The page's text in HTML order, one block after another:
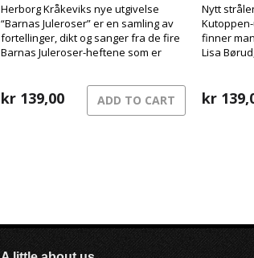
Herborg Kråkeviks nye utgivelse
“Barnas Juleroser” er en samling av
fortellinger, dikt og sanger fra de fire
Barnas Juleroser-heftene som er
varm blanding av lydbok og musikk.
kr 139,00 ADD TO CART
Nytt
finner
Lisa
kr